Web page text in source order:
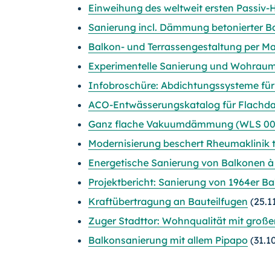
Einweihung des weltweit ersten
Sanierung incl. Dämmung betonierter
Balkon- und Terrassengestaltung per
Experimentelle Sanierung und
Infobroschüre: Abdichtungssysteme für
ACO-Entwässerungskatalog für
Ganz flache Vakuumdämmung (WLS
Modernisierung beschert
Energetische Sanierung von Balkonen
Projektbericht: Sanierung von 1964er
Kraftübertragung an Bauteilfugen
Zuger Stadttor: Wohnqualität mit
Balkonsanierung mit allem Pipapo